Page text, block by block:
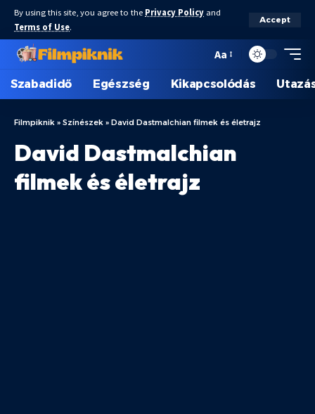
By using this site, you agree to the Privacy Policy and
Terms of Use.
Accept
Aa
Szabadidő Egészség Kikapcsolódás
Filmpiknik » Színészek » David Dastmalchian filmek és életrajz
David Dastmalchian
filmek és életrajz